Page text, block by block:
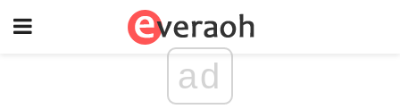
ad